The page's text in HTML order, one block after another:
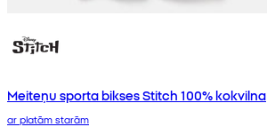
Meiteņu sporta bikses Stitch 100% kokvilna
ar platām starām